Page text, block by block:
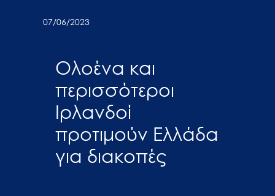
προσβασιμότητας.
07/06/2023
Ολοένα και
περισσότεροι
Ιρλανδοί
προτιμούν Ελλάδα
για διακοπές